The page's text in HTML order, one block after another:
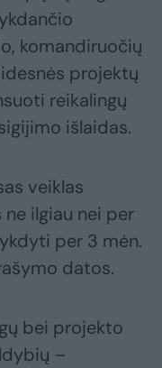
komandiruočių
projektų
reikalingų
išlaidas.
veiklas
ilgiau nei per
per 3 mėn.
datos.
bei projekto
–